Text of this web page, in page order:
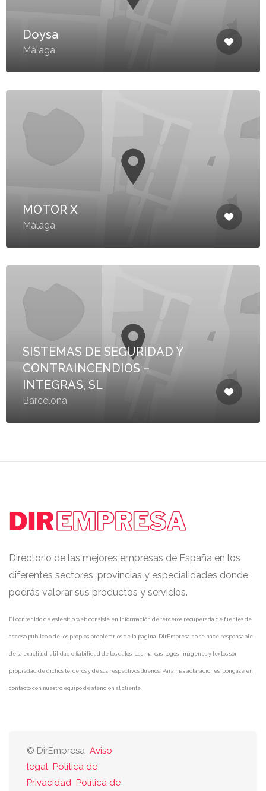
Doysa
Málaga
MOTOR X
Málaga
SISTEMAS DE SEGURIDAD Y
CONTRAINCENDIOS –
INTEGRAS, SL
Barcelona
Directorio de las mejores empresas de España en los
diferentes sectores, provincias y especialidades donde
podrás valorar sus productos y servicios.
El contenido de este sitio web consiste en información de terceros recuperada de fuentes de
acceso público o de los propios propietarios de la página. DirEmpresa no se hace responsable
de la exactitud, utilidad o fiabilidad de los datos. Las marcas, logos, imágenes y textos son
propiedad de dichos terceros y de sus respectivos dueños. Para más aclaraciones, póngase en
contacto con nuestro equipo de atención al cliente.
© DirEmpresa Aviso
legal Política de
Privacidad Política de